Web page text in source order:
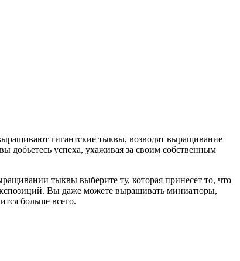
гигантские тыквы, возводят выращивание
успеха, ухаживая за своим собственным
тыквы выберите ту, которая принесет то, что
Вы даже можете выращивать миниатюры,
больше всего.